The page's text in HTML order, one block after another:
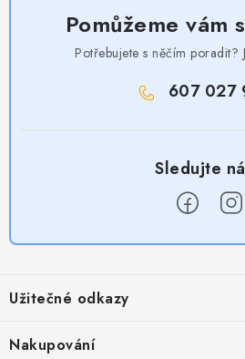
Pomůžeme vám
Potřebujete s něčím poradit?
607 027
p
a
Užitečné odkazy
Obchodní podmínky
Nakupování